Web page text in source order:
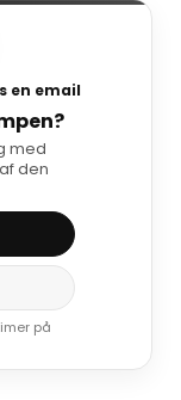
en email
med
den
på